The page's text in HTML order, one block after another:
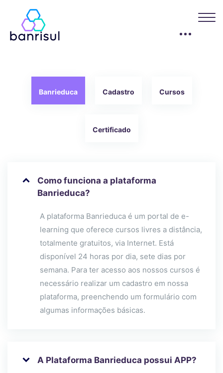
Banrieduca Cadastro Cursos
Certificado
Como funciona a plataforma
Banrieduca?
A plataforma Banrieduca é um portal de e-
learning que oferece cursos livres a distância,
totalmente gratuitos, via Internet. Está
disponível 24 horas por dia, sete dias por
semana. Para ter acesso aos nossos cursos é
necessário realizar um cadastro em nossa
plataforma, preenchendo um formulário com
algumas informações básicas.
A Plataforma Banrieduca possui APP?